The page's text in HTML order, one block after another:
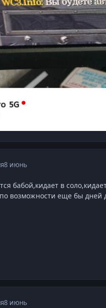
8 июнь
бабой,кидает в
возможности еще бы дней
8 июнь